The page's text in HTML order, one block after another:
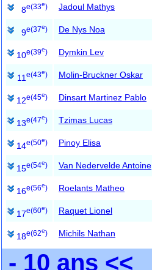
8e(33e) Jadoul Mathys
9e(37e) De Nys Noa
10e(39e) Dymkin Lev
11 e(43e) Molin-Bruckner Oskar
12e(45e) Dinsart Martinez Pablo
13e(47e) Tzimas Lucas
14e(50e) Pinoy Elisa
15e(54e) Van Nedervelde Antoine
16e(56e) Roelants Matheo
17e(60e) Raquet Lionel
18e(62e) Michils Nathan
- 10 ans <<